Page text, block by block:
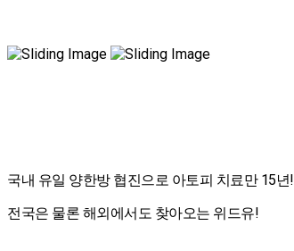
국내 유일 양한방 협진으로 아토피 치료만 15년!
전국은 물론 해외에서도 찾아오는 위드유!